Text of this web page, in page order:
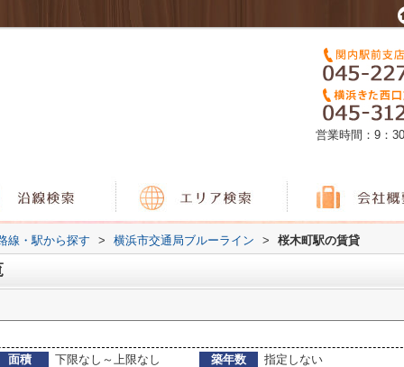
営業時間：9：
線・駅から探す > 横浜市交通局ブルーライン > 桜木町駅の賃貸
面積 下限なし～上限なし 築年数
指定しない